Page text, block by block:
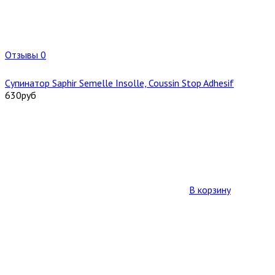
Отзывы 0
Супинатор Saphir Semelle Insolle, Coussin Stop Adhesif
630руб
В корзину